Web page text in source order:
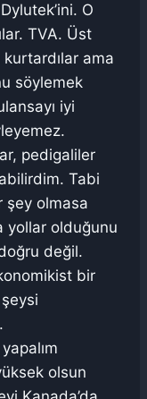
O
TVA. Üst
ama
söylemek
iyi
pedigaliler
Tabi
şey olmasa
yollar olduğunu
değil.
bir
olsun